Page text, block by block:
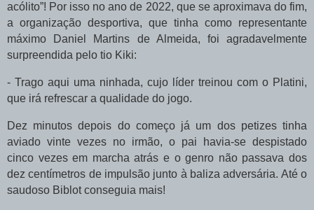
acólito”! Por isso no ano de 2022, que se aproximava do fim,
a organização desportiva, que tinha como representante
máximo Daniel Martins de Almeida, foi agradavelmente
surpreendida pelo tio Kiki:
- Trago aqui uma ninhada, cujo líder treinou com o Platini,
que irá refrescar a qualidade do jogo.
Dez minutos depois do começo já um dos petizes tinha
aviado vinte vezes no irmão, o pai havia-se despistado
cinco vezes em marcha atrás e o genro não passava dos
dez centímetros de impulsão junto à baliza adversária. Até o
saudoso Biblot conseguia mais!